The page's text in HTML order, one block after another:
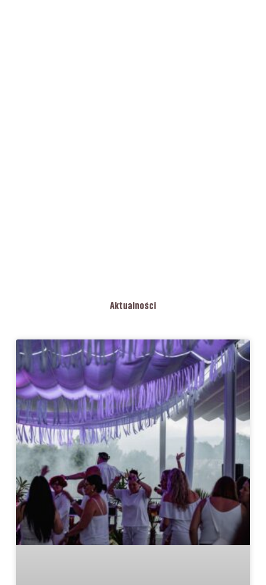
Aktualności